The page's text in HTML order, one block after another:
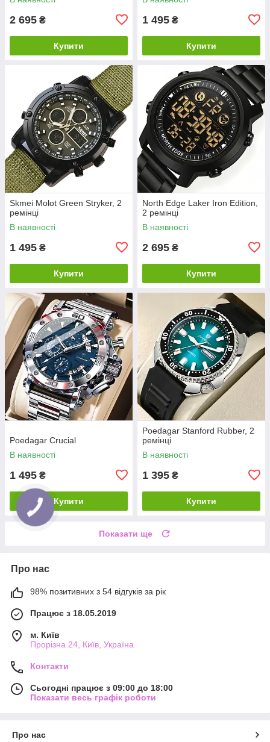
2 695 ₴
Купити
1 495 ₴
Купити
Skmei Molot Green Stryker, 2
ремінці
В наявності
1 495 ₴
Купити
North Edge Laker Iron Edition,
2 ремінці
В наявності
2 695 ₴
Купити
Poedagar Crucial
В наявності
1 495 ₴
Купити
Poedagar Stanford Rubber, 2
ремінці
В наявності
1 395 ₴
Купити
Показати ще
Про нас
98% позитивних з 54 відгуків за рік
Працює з 18.05.2019
м. Київ
Прорізна 24, Київ, Україна
Контакти
Сьогодні працює з 09:00 до 18:00
Показати весь графік роботи
Про нас